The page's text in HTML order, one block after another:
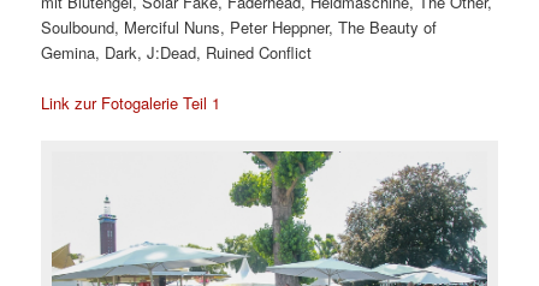
Soulbound, Merciful Nuns, Peter Heppner, The Beauty of
Gemina, Dark, J:Dead, Ruined Conflict
Link zur Fotogalerie Teil 1